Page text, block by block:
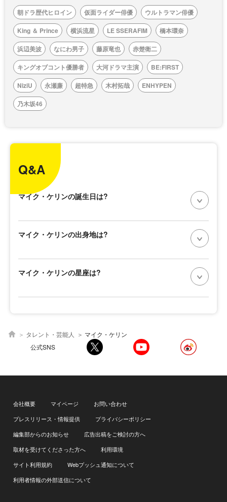
朝ドラ歴代ヒロイン 仮面ライダー俳優
ウルトラマン俳優
King ＆ Prince
横浜流星 LE SSERAFIM
橋本環奈
浜辺美波
なにわ男子 藤原竜也
赤楚衛二
キングオブコント優勝者
大河ドラマ主演
BE:FIRST
NiziU
永瀬廉 超特急 木村拓哉
ENHYPEN
乃木坂46
Q&A
マイク・ケリンの誕生日は?
マイク・ケリンの出身地は?
マイク・ケリンの星座は?
タレント・芸能人
マイク・ケリン
公式SNS
会社概要 マイページ
お問い合わせ
プレスリリース・情報提供
プライバシーポリシー
編集部からのお知らせ
広告出稿をご検討の方へ
取材を受けてくださった方へ
利用環境
サイト利用規約
Webプッシュ通知について
利用者情報の外部送信について